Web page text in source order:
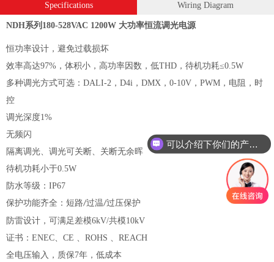
Specifications Wiring Diagram
NDH系列180-528VAC 1200W 大功率恒流调光电源
恒功率设计，避免过载损坏
效率高达97%，体积小，高功率因数，低THD，待机功耗≤0.5W
多种调光方式可选：DALI-2，D4i，DMX，0-10V，PWM，电阻，时
控
调光深度1%
无频闪
隔离调光、调光可关断、关断无余晖
待机功耗小于0.5W
防水等级： IP67
保护功能齐全：短路/过温/过压保护
防雷设计，可满足差模6kV/共模10kV
证书：ENEC、CE 、ROHS 、REACH
全电压输入，质保7年，低成本
可以介绍下你们的产品么？